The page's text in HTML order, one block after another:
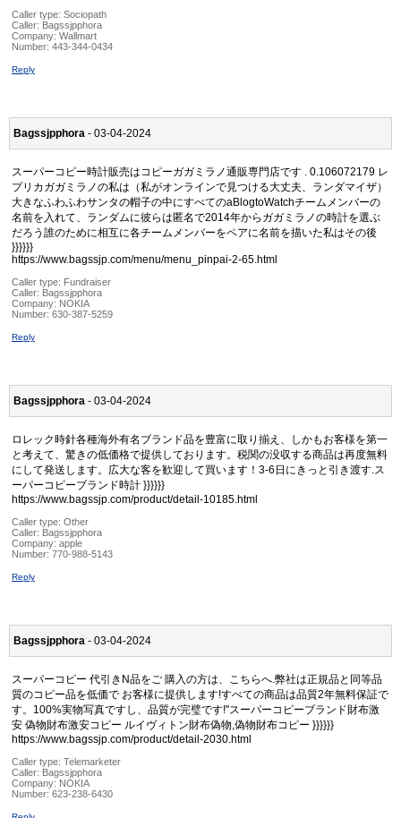
Caller type: Sociopath
Caller: Bagssjpphora
Company: Wallmart
Number: 443-344-0434
Reply
Bagssjpphora - 03-04-2024
スーパーコピー時計販売はコピーガガミラノ通販専門店です . 0.106072179 レ
プリカガガミラノの私は（私がオンラインで見つける大丈夫、ランダマイザ）
大きなふわふわサンタの帽子の中にすべてのaBlogtoWatchチームメンバーの
名前を入れて、ランダムに彼らは匿名で2014年からガガミラノの時計を選ぶ
だろう誰のために相互に各チームメンバーをペアに名前を描いた私はその後
}}}}}}
https://www.bagssjp.com/menu/menu_pinpai-2-65.html
Caller type: Fundraiser
Caller: Bagssjpphora
Company: NOKIA
Number: 630-387-5259
Reply
Bagssjpphora - 03-04-2024
ロレック時針各種海外有名ブランド品を豊富に取り揃え、しかもお客様を第一
と考えて、驚きの低価格で提供しております。税関の没収する商品は再度無料
にして発送します。広大な客を歓迎して買います！3-6日にきっと引き渡す.ス
ーパーコピーブランド時計 }}}}}}
https://www.bagssjp.com/product/detail-10185.html
Caller type: Other
Caller: Bagssjpphora
Company: apple
Number: 770-988-5143
Reply
Bagssjpphora - 03-04-2024
スーパーコピー 代引きN品をご 購入の方は、こちらへ.弊社は正規品と同等品
質のコピー品を低価で お客様に提供します!すべての商品は品質2年無料保証で
す。100%実物写真ですし、品質が完璧です!"スーパーコピーブランド財布激
安 偽物財布激安コピー ルイヴィトン財布偽物,偽物財布コピー }}}}}}
https://www.bagssjp.com/product/detail-2030.html
Caller type: Telemarketer
Caller: Bagssjpphora
Company: NOKIA
Number: 623-238-6430